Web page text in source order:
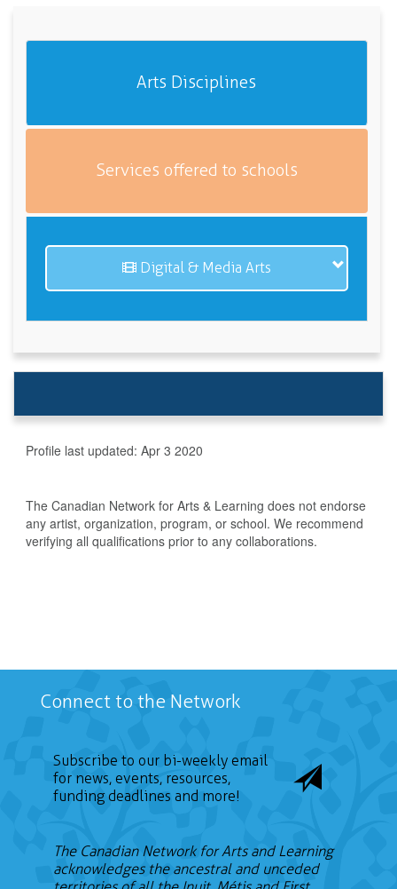
Arts Disciplines
Services offered to schools
Digital & Media Arts
Profile last updated: Apr 3 2020
The Canadian Network for Arts & Learning does not endorse
any artist, organization, program, or school. We recommend
verifying all qualifications prior to any collaborations.
Connect to the Network
Subscribe to our bi-weekly email
for news, events, resources,
funding deadlines and more!
The Canadian Network for Arts and Learning
acknowledges the ancestral and unceded